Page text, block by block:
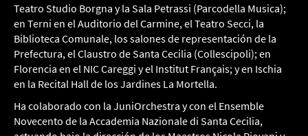
Teatro Studio Borgna y la Sala Petrassi (Parcodella Musica);
en Terni en el Auditorio del Carmine, el Teatro Secci, la
Biblioteca Comunale, los salones de representación de la
Prefectura, el Claustro de Santa Cecilia (Collescipoli); en
Florencia en el NIC Careggi y el Institut Français; y en Ischia
en la Recital Hall de los Jardines La Mortella.
Ha colaborado con la JuniOrchestra y con el Ensemble
Novecento de la Accademia Nazionale di Santa Cecilia,